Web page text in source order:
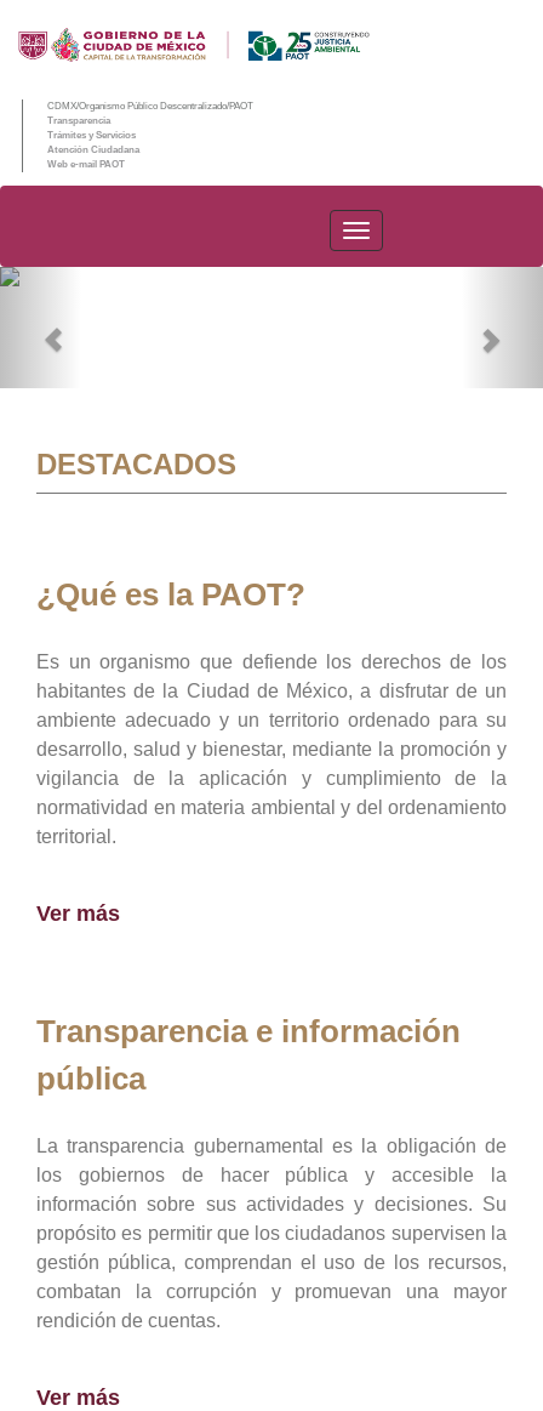
CDMX/Organismo Público Descentralizado/PAOT
Transparencia
Trámites y Servicios
Atención Ciudadana
Web e-mail PAOT
PAOT
DESTACADOS
¿Qué es la PAOT?
Es un organismo que defiende los derechos de los
habitantes de la Ciudad de México, a disfrutar de un
ambiente adecuado y un territorio ordenado para su
desarrollo, salud y bienestar, mediante la promoción y
vigilancia de la aplicación y cumplimiento de la
normatividad en materia ambiental y del ordenamiento
territorial.
Ver más
Transparencia e información
pública
La transparencia gubernamental es la obligación de
los gobiernos de hacer pública y accesible la
información sobre sus actividades y decisiones. Su
propósito es permitir que los ciudadanos supervisen la
gestión pública, comprendan el uso de los recursos,
combatan la corrupción y promuevan una mayor
rendición de cuentas.
Ver más